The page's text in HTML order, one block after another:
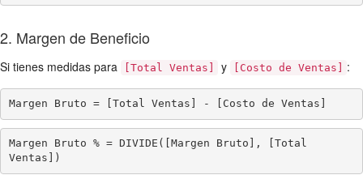
2. Margen de Beneficio
Si tienes medidas para [Total Ventas] y [Costo de Ventas] :
Margen Bruto = [Total Ventas] - [Costo de Ventas]
Margen Bruto % = DIVIDE([Margen Bruto], [Total
Ventas])